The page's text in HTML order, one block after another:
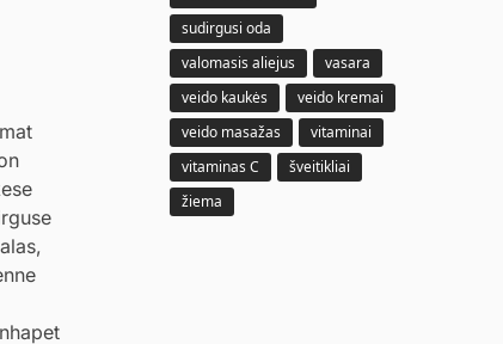
sudirgusi oda
valomasis aliejus
vasara
veido kaukės
veido kremai
veido masažas
vitaminai
vitaminas C
šveitikliai
žiema